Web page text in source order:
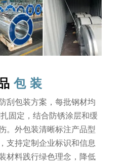
包装
刮包装方案，每批钢材均
固定，结合防锈涂层和缓
。外包装清晰标注产品型
支持定制企业标识和信息
材料践行绿色理念，降低